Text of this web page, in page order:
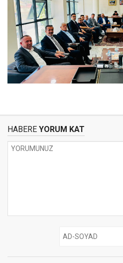
HABERE YORUM KAT